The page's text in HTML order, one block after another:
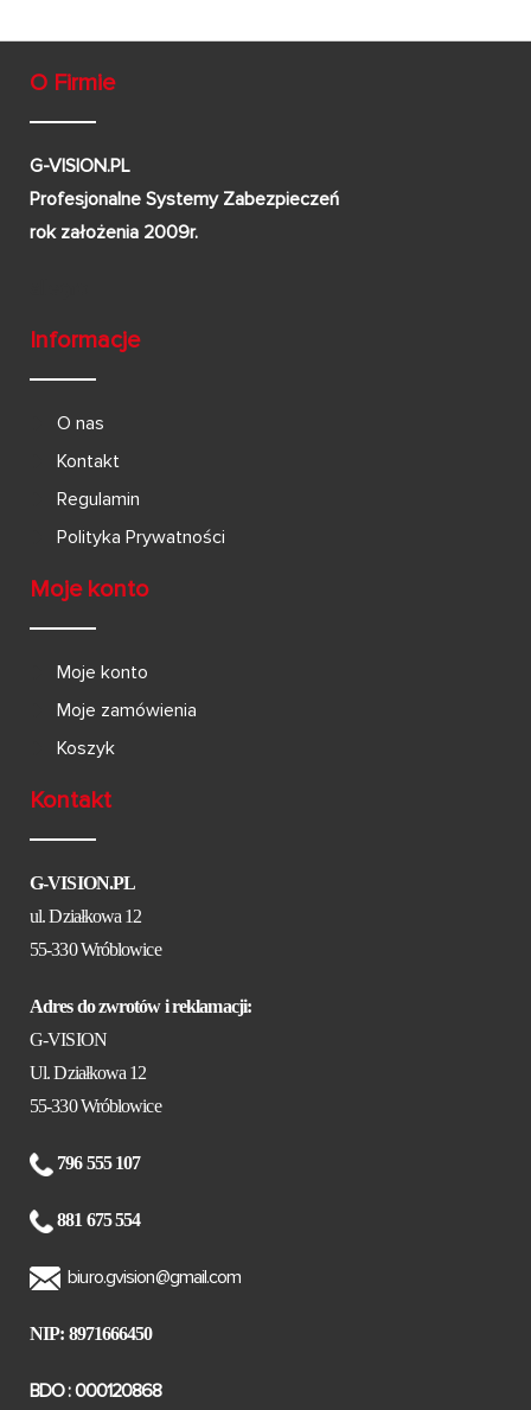
O Firmie
G-VISION.PL
Profesjonalne Systemy Zabezpieczeń
rok założenia 2009r.
Informacje
O nas
Kontakt
Regulamin
Polityka Prywatności
Moje konto
Moje konto
Moje zamówienia
Koszyk
Kontakt
G-VISION.PL
ul. Działkowa 12
55-330 Wróblowice
Adres do zwrotów i reklamacji:
G-VISION
Ul. Działkowa 12
55-330 Wróblowice
796 555 107
881 675 554
biuro.gvision@gmail.com
NIP: 8971666450
BDO : 000120868